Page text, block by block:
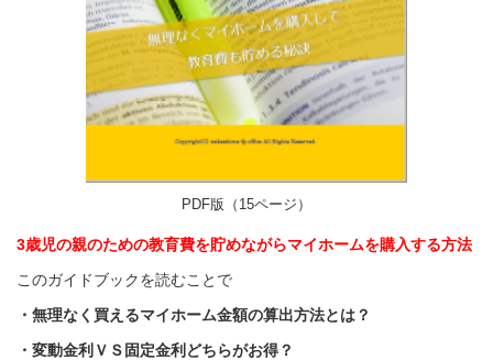
PDF版（15ページ）
3歳児の親のための教育費を貯めながらマイホームを購入する方法
このガイドブックを読むことで
・無理なく買えるマイホーム金額の算出方法とは？
・変動金利ＶＳ固定金利どちらがお得？